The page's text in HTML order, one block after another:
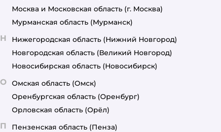
Москва и Московская область (г. Москва)
Мурманская область (Мурманск)
Н Нижегородская область (Нижний Новгород)
Новгородская область (Великий Новгород)
Новосибирская область (Новосибирск)
О Омская область (Омск)
Оренбургская область (Оренбург)
Орловская область (Орёл)
П Пензенская область (Пенза)